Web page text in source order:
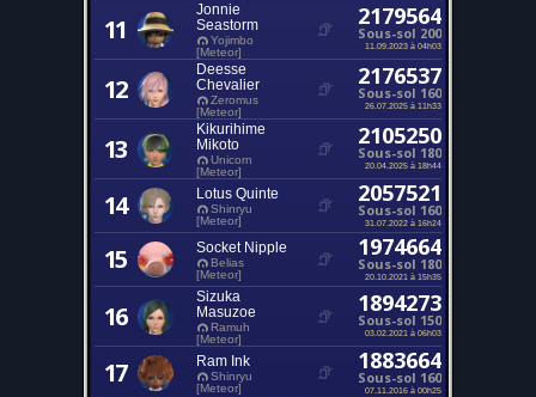
11
Jonnie
Seastorm
Yojimbo
[Meteor]
2179564
Sous-sol 200
11.09.2023 à 04h03
12
Deesse
Chevalier
Zeromus
[Meteor]
2176537
Sous-sol 160
26.07.2025 à 11h33
13
Kikurihime
Mikoto
Unicorn
[Meteor]
2105250
Sous-sol 180
20.04.2025 à 18h44
14 Lotus Quinte
Shinryu
[Meteor]
2057521
Sous-sol 160
31.07.2022 à 16h24
15 Socket Nipple
Belias
[Meteor]
1974664
Sous-sol 180
20.10.2021 à 15h35
16
Sizuka
Masuzoe
Ramuh
[Meteor]
1894273
Sous-sol 150
03.02.2021 à 06h03
17 Ram Ink
Shinryu
[Meteor]
1883664
Sous-sol 160
07.11.2016 à 00h25